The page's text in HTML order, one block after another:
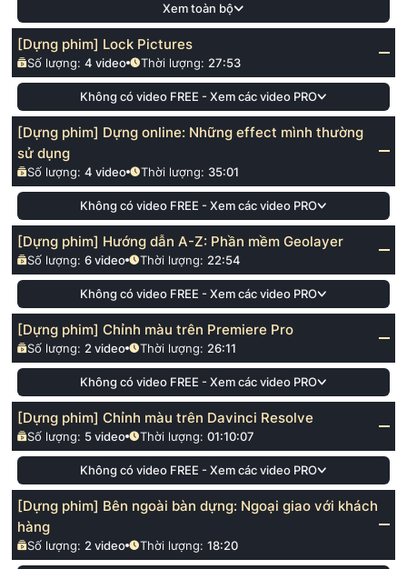
Xem toàn bộ
[Dựng phim] Lock Pictures
Số lượng:4 video Thời lượng: 27:53
Không có video FREE - Xem các video PRO
[Dựng phim] Dựng online: Những effect mình thường
sử dụng
Số lượng:4 video Thời lượng: 35:01
Không có video FREE - Xem các video PRO
[Dựng phim] Hướng dẫn A-Z: Phần mềm Geolayer
Số lượng:6 video Thời lượng: 22:54
Không có video FREE - Xem các video PRO
[Dựng phim] Chỉnh màu trên Premiere Pro
Số lượng: 2 video Thời lượng: 26:11
Không có video FREE - Xem các video PRO
[Dựng phim] Chỉnh màu trên Davinci Resolve
Số lượng: 5 video Thời lượng: 01:10:07
Không có video FREE - Xem các video PRO
[Dựng phim] Bên ngoài bàn dựng: Ngoại giao với khách
hàng
Số lượng: 2 video Thời lượng: 18:20